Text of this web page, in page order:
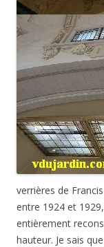
verrières de
entre 1924 et
entièrement
hauteur. Je sais